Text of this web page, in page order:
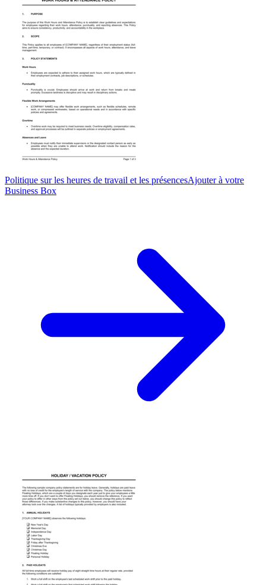
Politique sur les heures de travail et les présencesAjouter à votre
Business Box